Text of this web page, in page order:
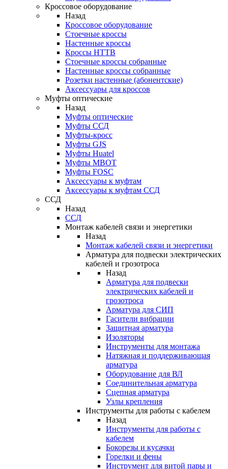
Кроссовое оборудование
Назад
Кроссовое оборудование
Стоечные кроссы
Настенные кроссы
Кроссы HTTB
Стоечные кроссы собранные
Настенные кроссы собранные
Розетки настенные (абонентские)
Аксессуары для кроссов
Муфты оптические
Назад
Муфты оптические
Муфты ССД
Муфты-кросс
Муфты GJS
Муфты Huatel
Муфты МВОТ
Муфты FOSC
Аксессуары к муфтам
Аксессуары к муфтам ССД
ССД
Назад
ССД
Монтаж кабелей связи и энергетики
Назад
Монтаж кабелей связи и энергетики
Арматура для подвески электрических
кабелей и грозотроса
Назад
Арматура для подвески
электрических кабелей и
грозотроса
Арматура для СИП
Гасители вибрации
Защитная арматура
Изоляторы
Инструменты для монтажа
Натяжная и поддерживающая
арматура
Оборудование для ВЛ
Соединительная арматура
Сцепная арматура
Узлы крепления
Инструменты для работы с кабелем
Назад
Инструменты для работы с
кабелем
Бокорезы и кусачки
Горелки и фены
Инструмент для витой пары и